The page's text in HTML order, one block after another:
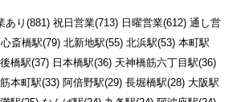
あり(881) 祝日営業(713) 日曜営業(612) 通し営
心斎橋駅(79) 北新地駅(55) 北浜駅(53) 本町駅
橋駅(37) 日本橋駅(36) 天神橋筋六丁目駅(36)
本町駅(33) 阿倍野駅(29) 長堀橋駅(28) 大阪駅